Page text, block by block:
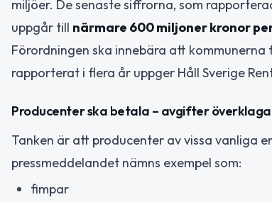
miljöer. De senaste siffrorna, som
uppgår till närmare 600 miljoner kronor
Förordningen ska innebära att
rapporterat i flera år uppger Håll Sverige
Producenter ska betala – avgifter
Tanken är att producenter av vissa vanliga
pressmeddelandet nämns exempel som:
fimpar